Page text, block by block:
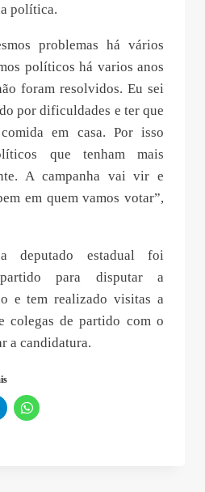
política.
problemas há vários
políticos há varios anos
foram resolvidos. Eu sei
por dificuldades e ter que
em casa. Por isso
que tenham mais
A campanha vai vir e
em quem vamos votar”,
deputado estadual foi
para disputar a
e tem realizado visitas a
colegas de partido com o
a candidatura.